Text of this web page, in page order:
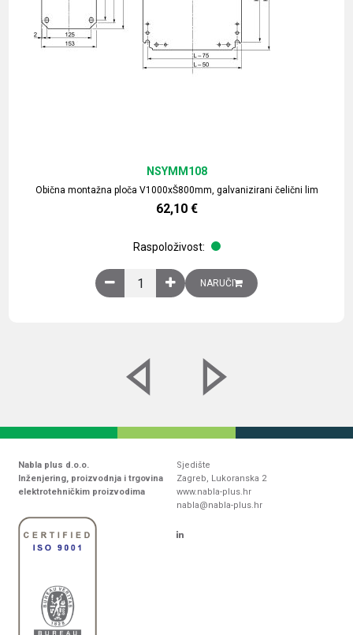
Obična montažna ploča V1000xŠ800mm, galvanizirani čelični lim
NSYMM108
62,10 €
Raspoloživost:
Obična montažna ploča V1000xŠ800mm,
NARUČI
Nabla plus d.o.o.
Inženjering, proizvodnja i trgovina
elektrotehničkim proizvodima
Sjedište
Zagreb, Lukoranska 2
www.nabla-plus.hr
nabla@nabla-plus.hr